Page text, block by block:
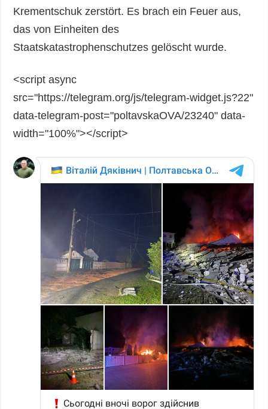
Krementschuk zerstört. Es brach ein Feuer aus,
das von Einheiten des
Staatskatastrophenschutzes gelöscht wurde.
<script async
src="https://telegram.org/js/telegram-widget.js?22"
data-telegram-post="poltavskaOVA/23240" data-
width="100%"></script>